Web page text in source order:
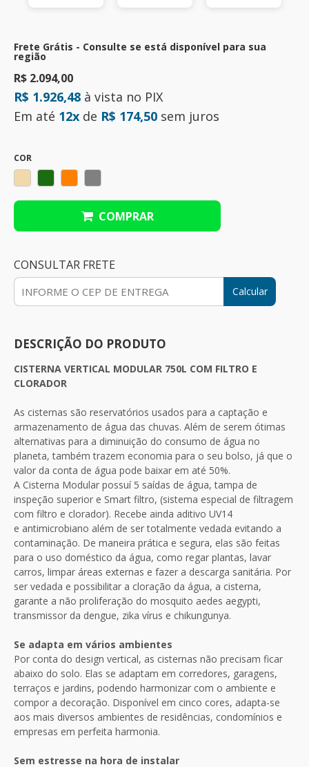
Frete Grátis - Consulte se está disponível para sua
região
R$ 2.094,00
R$ 1.926,48 à vista no PIX
Em até 12x de R$ 174,50 sem juros
COR
COMPRAR
CONSULTAR FRETE
Calcular
DESCRIÇÃO DO PRODUTO
CISTERNA VERTICAL MODULAR 750L COM FILTRO E
CLORADOR
As cisternas são reservatórios usados para a captação e
armazenamento de água das chuvas. Além de serem ótimas
alternativas para a diminuição do consumo de água no
planeta, também trazem economia para o seu bolso, já que o
valor da conta de água pode baixar em até 50%.
A Cisterna Modular possuí 5 saídas de água, tampa de
inspeção superior e Smart filtro, (sistema especial de filtragem
com filtro e clorador). Recebe ainda aditivo UV14
e antimicrobiano além de ser totalmente vedada evitando a
contaminação. De maneira prática e segura, elas são feitas
para o uso doméstico da água, como regar plantas, lavar
carros, limpar áreas externas e fazer a descarga sanitária. Por
ser vedada e possibilitar a cloração da água, a cisterna,
garante a não proliferação do mosquito aedes aegypti,
transmissor da dengue, zika vírus e chikungunya.
Se adapta em vários ambientes
Por conta do design vertical, as cisternas não precisam ficar
abaixo do solo. Elas se adaptam em corredores, garagens,
terraços e jardins, podendo harmonizar com o ambiente e
compor a decoração. Disponível em cinco cores, adapta-se
aos mais diversos ambientes de residências, condomínios e
empresas em perfeita harmonia.
Sem estresse na hora de instalar